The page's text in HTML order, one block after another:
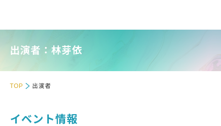
出演者：林芽依
TOP 出演者
イベント情報